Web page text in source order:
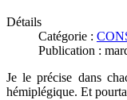
Détails
Catégorie :
Publication :
Je le précise dans
hémiplégique. Et